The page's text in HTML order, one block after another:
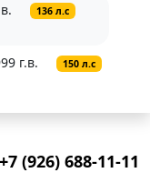
136 л.с
г.в. 150 л.с
+7 (926) 688-11-11